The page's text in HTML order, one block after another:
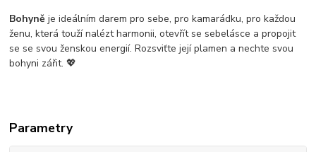
Bohyně je ideálním darem pro sebe, pro kamarádku, pro každou
ženu, která touží nalézt harmonii, otevřít se sebelásce a propojit
se se svou ženskou energií. Rozsviťte její plamen a nechte svou
bohyni zářit. 💖
Parametry